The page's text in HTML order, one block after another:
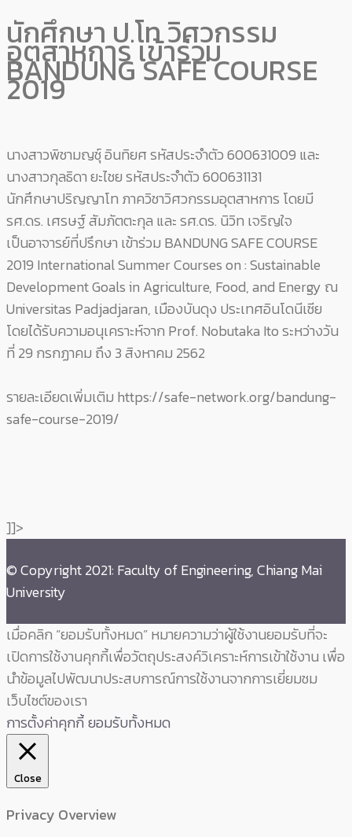
นักศึกษา ป.โท วิศวกรรม
อุตสาหการ เข้าร่วม
BANDUNG SAFE COURSE
2019
นางสาวพิชามญชุ์ อินทิยศ รหัสประจำตัว 600631009 และ
นางสาวกุลธิดา ยะไชย รหัสประจำตัว 600631131
นักศึกษาปริญญาโท ภาควิชาวิศวกรรมอุตสาหการ โดยมี
รศ.ดร. เศรษฐ์ สัมภัตตะกุล และ รศ.ดร. นิวิท เจริญใจ
เป็นอาจารย์ที่ปรึกษา เข้าร่วม BANDUNG SAFE COURSE
2019 International Summer Courses on : Sustainable
Development Goals in Agriculture, Food, and Energy ณ
Universitas Padjadjaran, เมืองบันดุง ประเทศอินโดนีเซีย
โดยได้รับความอนุเคราะห์จาก Prof. Nobutaka Ito ระหว่างวัน
ที่ 29 กรกฏาคม ถึง 3 สิงหาคม 2562
รายละเอียดเพิ่มเติม https://safe-network.org/bandung-
safe-course-2019/
]]>
© Copyright 2021: Faculty of Engineering, Chiang Mai
University
เมื่อคลิก “ยอมรับทั้งหมด” หมายความว่าผู้ใช้งานยอมรับที่จะ
เปิดการใช้งานคุกกี้เพื่อวัตถุประสงค์วิเคราะห์การเข้าใช้งาน เพื่อ
นำข้อมูลไปพัฒนาประสบการณ์การใช้งานจากการเยี่ยมชม
เว็บไซต์ของเรา
การตั้งค่าคุกกี้ยอมรับทั้งหมด
Close
Privacy Overview